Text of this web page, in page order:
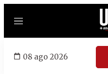
Menú
08 ago 2026